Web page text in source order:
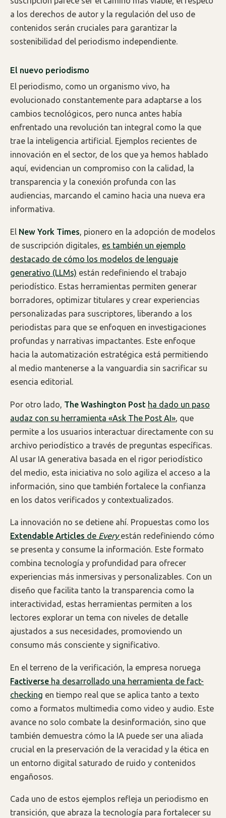
a los derechos de autor y la regulación del uso de
contenidos serán cruciales para garantizar la
sostenibilidad del periodismo independiente.
El nuevo periodismo
El periodismo, como un organismo vivo, ha
evolucionado constantemente para adaptarse a los
cambios tecnológicos, pero nunca antes había
enfrentado una revolución tan integral como la que
trae la inteligencia artificial. Ejemplos recientes de
innovación en el sector, de los que ya hemos hablado
aquí, evidencian un compromiso con la calidad, la
transparencia y la conexión profunda con las
audiencias, marcando el camino hacia una nueva era
informativa.
El New York Times, pionero en la adopción de modelos
de suscripción digitales, es también un ejemplo
destacado de cómo los modelos de lenguaje
generativo (LLMs) están redefiniendo el trabajo
periodístico. Estas herramientas permiten generar
borradores, optimizar titulares y crear experiencias
personalizadas para suscriptores, liberando a los
periodistas para que se enfoquen en investigaciones
profundas y narrativas impactantes. Este enfoque
hacia la automatización estratégica está permitiendo
al medio mantenerse a la vanguardia sin sacrificar su
esencia editorial.
Por otro lado, The Washington Post ha dado un paso
audaz con su herramienta «Ask The Post AI» , que
permite a los usuarios interactuar directamente con su
archivo periodístico a través de preguntas específicas.
Al usar IA generativa basada en el rigor periodístico
del medio, esta iniciativa no solo agiliza el acceso a la
información, sino que también fortalece la confianza
en los datos verificados y contextualizados.
La innovación no se detiene ahí. Propuestas como los
Extendable Articles de Every están redefiniendo cómo
se presenta y consume la información. Este formato
combina tecnología y profundidad para ofrecer
experiencias más inmersivas y personalizables. Con un
diseño que facilita tanto la transparencia como la
interactividad, estas herramientas permiten a los
lectores explorar un tema con niveles de detalle
ajustados a sus necesidades, promoviendo un
consumo más consciente y significativo.
En el terreno de la verificación, la empresa noruega
Factiverse ha desarrollado una herramienta de fact-
checking en tiempo real que se aplica tanto a texto
como a formatos multimedia como video y audio. Este
avance no solo combate la desinformación, sino que
también demuestra cómo la IA puede ser una aliada
crucial en la preservación de la veracidad y la ética en
un entorno digital saturado de ruido y contenidos
engañosos.
Cada uno de estos ejemplos refleja un periodismo en
transición, que abraza la tecnología para fortalecer su